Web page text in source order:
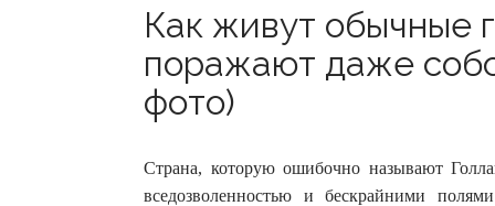
Как живут обычные
поражают даже
фото)
Страна, которую ошибочно называют
вседозволенностью и бескрайними